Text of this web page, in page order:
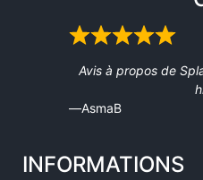
Rated
Avis à propos de
AsmaB
INFORMATIONS